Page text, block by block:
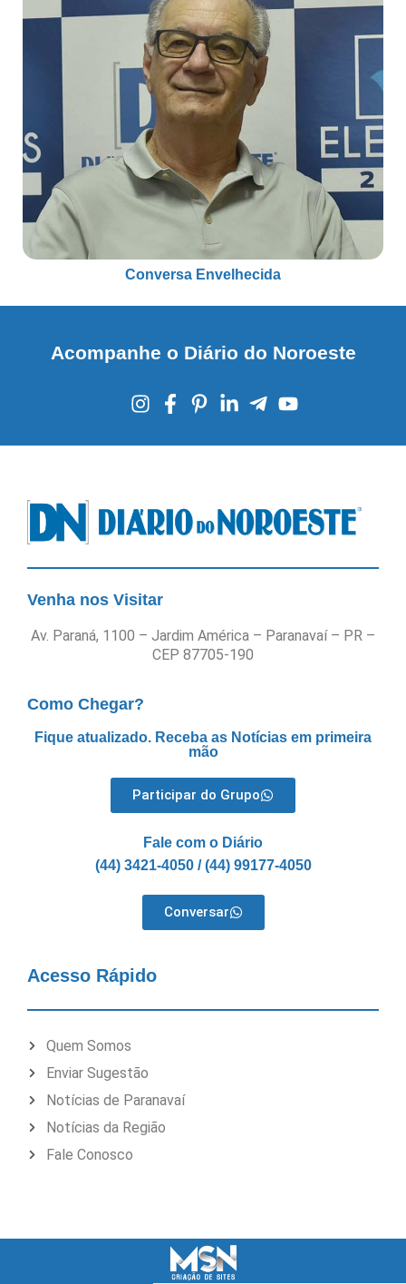
Conversa Envelhecida
Acompanhe o Diário do Noroeste
Venha nos Visitar
Av. Paraná, 1100 – Jardim América – Paranavaí – PR –
CEP 87705-190
Como Chegar?
Fique atualizado. Receba as Notícias em primeira
mão
Participar do Grupo
Fale com o Diário
(44) 3421-4050 / (44) 99177-4050
Conversar
Acesso Rápido
Quem Somos
Enviar Sugestão
Notícias de Paranavaí
Notícias da Região
Fale Conosco